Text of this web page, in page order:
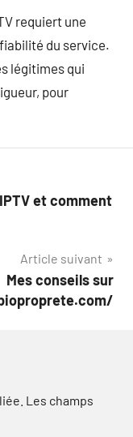
requiert une
du service.
légitimes qui
pour
et comment
Article suivant
Mes conseils sur
Les champs